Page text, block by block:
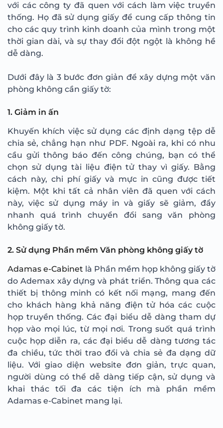
với các công ty đã quen với cách làm việc truyền
thống. Họ đã sử dụng giấy để cung cấp thông tin
cho các quy trình kinh doanh của mình trong một
thời gian dài, và sự thay đổi đột ngột là không hề
dễ dàng.
Dưới đây là 3 bước đơn giản để xây dựng một văn
phòng không cần giấy tờ:
1. Giảm in ấn
Khuyến khích việc sử dụng các định dạng tệp dễ
chia sẻ, chẳng hạn như PDF. Ngoài ra, khi có nhu
cầu gửi thông báo đến công chúng, bạn có thể
chọn sử dụng tài liệu điện tử thay vì giấy. Bằng
cách này, chi phí giấy và mực in cũng được tiết
kiệm. Một khi tất cả nhân viên đã quen với cách
này, việc sử dụng máy in và giấy sẽ giảm, đẩy
nhanh quá trình chuyển đổi sang văn phòng
không giấy tờ.
2. Sử dụng Phần mềm Văn phòng không giấy tờ
Adamas e-Cabinet là Phần mềm họp không giấy tờ
do Ademax xây dựng và phát triển. Thông qua các
thiết bị thông minh có kết nối mạng, mang đến
cho khách hàng khả năng điện tử hóa các cuộc
họp truyền thống. Các đại biểu dễ dàng tham dự
họp vào mọi lúc, từ mọi nơi. Trong suốt quá trình
cuộc họp diễn ra, các đại biểu dễ dàng tương tác
đa chiều, tức thời trao đổi và chia sẻ đa dạng dữ
liệu. Với giao diện website đơn giản, trực quan,
người dùng có thể dễ dàng tiếp cận, sử dụng và
khai thác tối đa các tiện ích mà phần mềm
Adamas e-Cabinet mang lại.